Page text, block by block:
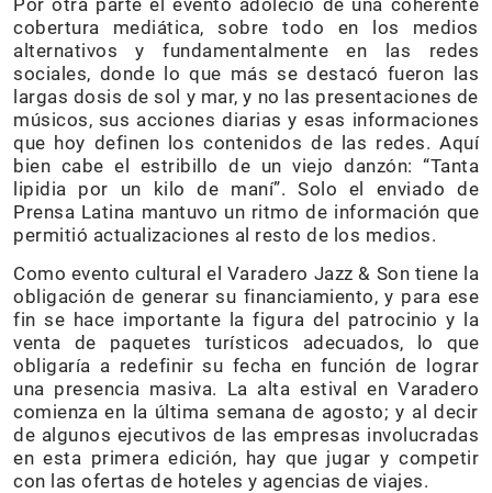
cobertura mediática, sobre todo en los medios
alternativos y fundamentalmente en las redes
sociales, donde lo que más se destacó fueron las
largas dosis de sol y mar, y no las presentaciones de
músicos, sus acciones diarias y esas informaciones
que hoy definen los contenidos de las redes. Aquí
bien cabe el estribillo de un viejo danzón: “Tanta
lipidia por un kilo de maní”. Solo el enviado de
Prensa Latina mantuvo un ritmo de información que
permitió actualizaciones al resto de los medios.
Como evento cultural el Varadero Jazz & Son tiene la
obligación de generar su financiamiento, y para ese
fin se hace importante la figura del patrocinio y la
venta de paquetes turísticos adecuados, lo que
obligaría a redefinir su fecha en función de lograr
una presencia masiva. La alta estival en Varadero
comienza en la última semana de agosto; y al decir
de algunos ejecutivos de las empresas involucradas
en esta primera edición, hay que jugar y competir
con las ofertas de hoteles y agencias de viajes.